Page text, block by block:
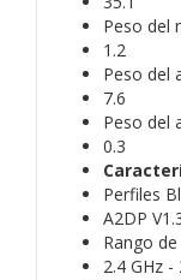
Peso del
1.2
Peso del
7.6
Peso del
0.3
Perfiles
A2DP
Rango
2.4 GHz -